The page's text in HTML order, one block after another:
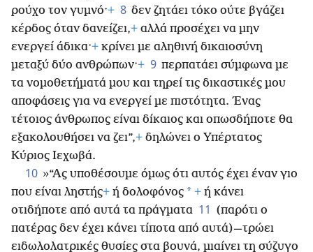
ρούχο τον γυμνό·+ 8 δεν ζητάει τόκο ούτε βγάζει
κέρδος όταν δανείζει,+ αλλά προσέχει να μην
ενεργεί άδικα·+ κρίνει με αληθινή δικαιοσύνη
μεταξύ δύο ανθρώπων·+ 9 περπατάει σύμφωνα με
τα νομοθετήματά μου και τηρεί τις δικαστικές μου
αποφάσεις για να ενεργεί με πιστότητα. Ένας
τέτοιος άνθρωπος είναι δίκαιος και οπωσδήποτε θα
εξακολουθήσει να ζει”,+ δηλώνει ο Υπέρτατος
Κύριος Ιεχωβά.
10 »“Ας υποθέσουμε όμως ότι αυτός έχει έναν γιο
που είναι ληστής+ ή δολοφόνος * + ή κάνει
οτιδήποτε από αυτά τα πράγματα 11 (παρότι ο
πατέρας δεν έχει κάνει τίποτα από αυτά)—τρώει
ειδωλολατρικές θυσίες στα βουνά, μιαίνει τη σύζυγο